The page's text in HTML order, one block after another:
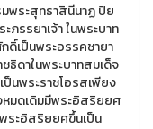
พระสุทธาสินีนาฏ ปิย
ภรรยาเจ้า ในพระบาท
ดิ์เป็นพระอรรคชายา
ธิดาในพระบาทสมเด็จ
นพระราชโอรสเพียง
หมดเดิมมีพระอิสริยยศ
ระอิสริยยศขึ้นเป็น